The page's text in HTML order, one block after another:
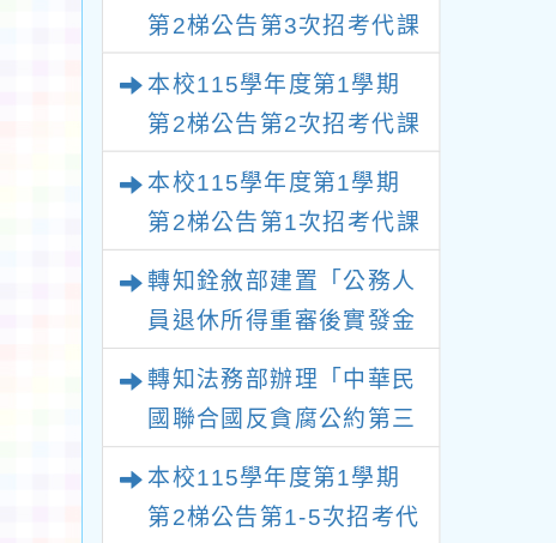
第2梯公告第3次招考代課
本校115學年度第1學期
第2梯公告第2次招考代課
本校115學年度第1學期
第2梯公告第1次招考代課
轉知銓敘部建置「公務人
員退休所得重審後實發金
轉知法務部辦理「中華民
國聯合國反貪腐公約第三
次國家報告國際審查會
議」謹請大家查閱
本校115學年度第1學期
第2梯公告第1-5次招考代